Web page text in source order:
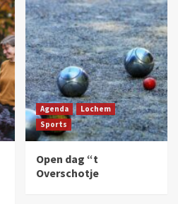
Agenda
Lochem
Sports
Open dag “t
Overschotje